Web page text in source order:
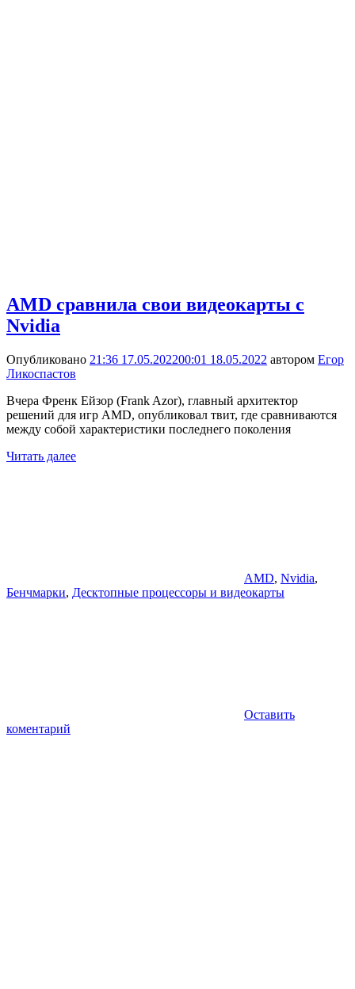
AMD сравнила свои видеокарты с
Nvidia
Опубликовано 21:36 17.05.202200:01 18.05.2022 автором Егор
Ликоспастов
Вчера Френк Ейзор (Frank Azor), главный архитектор
решений для игр AMD, опубликовал твит, где сравниваются
между собой характеристики последнего поколения
Читать далее
AMD, Nvidia,
Бенчмарки, Десктопные процессоры и видеокарты
Оставить
коментарий